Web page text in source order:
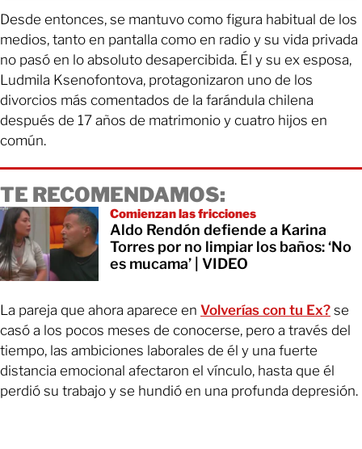
Desde entonces, se mantuvo como figura habitual de los
medios, tanto en pantalla como en radio y su vida privada
no pasó en lo absoluto desapercibida. Él y su ex esposa,
Ludmila Ksenofontova, protagonizaron uno de los
divorcios más comentados de la farándula chilena
después de 17 años de matrimonio y cuatro hijos en
común.
TE RECOMENDAMOS:
Comienzan las fricciones
Aldo Rendón defiende a Karina
Torres por no limpiar los baños: ‘No
es mucama’ | VIDEO
La pareja que ahora aparece en Volverías con tu Ex? se
casó a los pocos meses de conocerse, pero a través del
tiempo, las ambiciones laborales de él y una fuerte
distancia emocional afectaron el vínculo, hasta que él
perdió su trabajo y se hundió en una profunda depresión.